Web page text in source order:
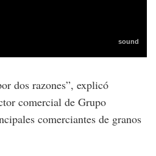
dos razones”, explicó
comercial de Grupo
comerciantes de granos